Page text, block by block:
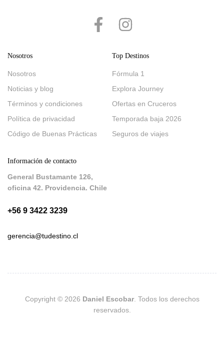
Nosotros
Nosotros
Noticias y blog
Términos y condiciones
Política de privacidad
Código de Buenas Prácticas
Top Destinos
Fórmula 1
Explora Journey
Ofertas en Cruceros
Temporada baja 2026
Seguros de viajes
Información de contacto
General Bustamante 126,
oficina 42. Providencia. Chile
+56 9 3422 3239
gerencia@tudestino.cl
Copyright © 2026 Daniel Escobar. Todos los derechos
reservados.